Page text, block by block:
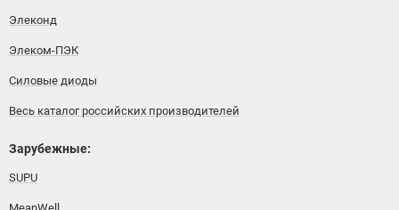
Элеконд
Элеком-ПЭК
Силовые диоды
Весь каталог российских производителей
Зарубежные:
SUPU